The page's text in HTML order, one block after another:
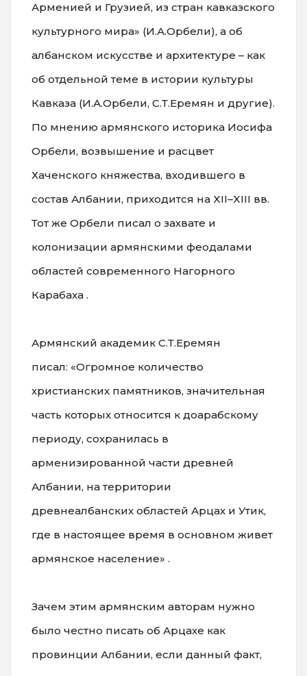
Арменией и Грузией, из стран кавказского
культурного мира» (И.А.Орбели), а об
албанском искусстве и архитектуре – как
об отдельной теме в истории культуры
Кавказа (И.А.Орбели, С.Т.Еремян и другие).
По мнению армянского историка Иосифa
Орбели, возвышение и расцвет
Хаченского княжества, входившего в
состав Албании, приходится на XII–XIII вв.
Тот же Орбели писал о захвате и
колонизации армянскими феодалами
областей современного Нагорного
Карабаха .
Армянский академик С.Т.Еремян
писал: «Огромное количество
христианских памятников, значительная
часть которых относится к доарабскому
периоду, сохранилась в
арменизированной части древней
Албании, на территории
древнеалбанских областей Арцах и Утик,
где в настоящее время в основном живет
армянское население» .
Зачем этим армянским авторам нужно
было честно писать об Арцахе как
провинции Албании, если данный факт,